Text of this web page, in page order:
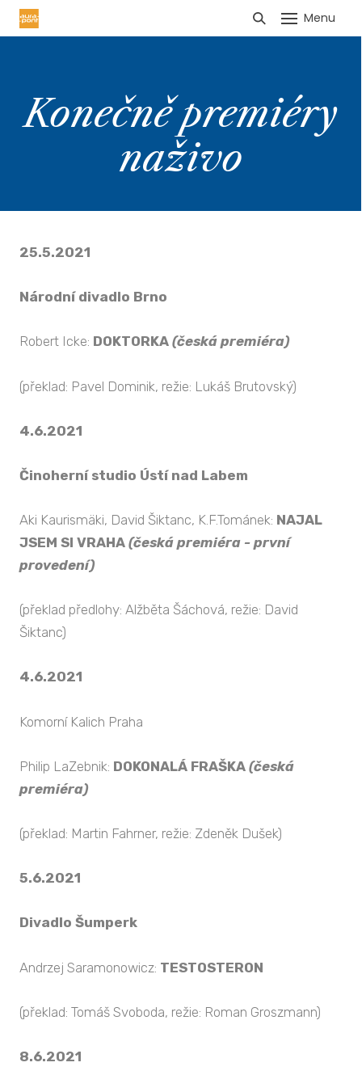
Menu
Konečně premiéry
naživo
25.5.2021
Národní divadlo Brno
Robert Icke: DOKTORKA (česká premiéra)
(překlad: Pavel Dominik, režie: Lukáš Brutovský)
4.6.2021
Činoherní studio Ústí nad Labem
Aki Kaurismäki, David Šiktanc, K.F.Tománek: NAJAL
JSEM SI VRAHA (česká premiéra - první
provedení)
(překlad předlohy: Alžběta Šáchová, režie: David
Šiktanc)
4.6.2021
Komorní Kalich Praha
Philip LaZebnik: DOKONALÁ FRAŠKA (česká
premiéra)
(překlad: Martin Fahrner, režie: Zdeněk Dušek)
5.6.2021
Divadlo Šumperk
Andrzej Saramonowicz: TESTOSTERON
(překlad: Tomáš Svoboda, režie: Roman Groszmann)
8.6.2021